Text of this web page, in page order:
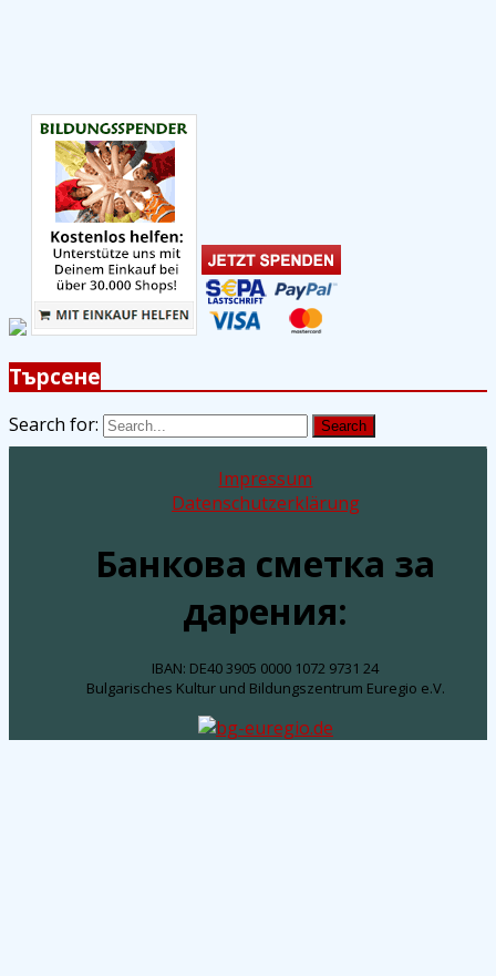
Търсене
Search for: Search
Impressum
Datenschutzerklärung
Банкова сметка за
дарения:
IBAN: DE40 3905 0000 1072 9731 24
Bulgarisches Kultur und Bildungszentrum Euregio e.V.